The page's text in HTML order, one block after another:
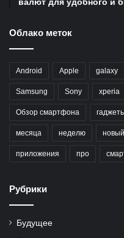
Облако меток
Android Apple galaxy
Samsung Sony xperia
Обзор смартфона
месяца неделю новый
приложения про
Рубрики
Будущее